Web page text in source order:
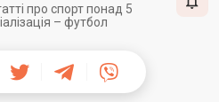
про спорт понад 5
– футбол